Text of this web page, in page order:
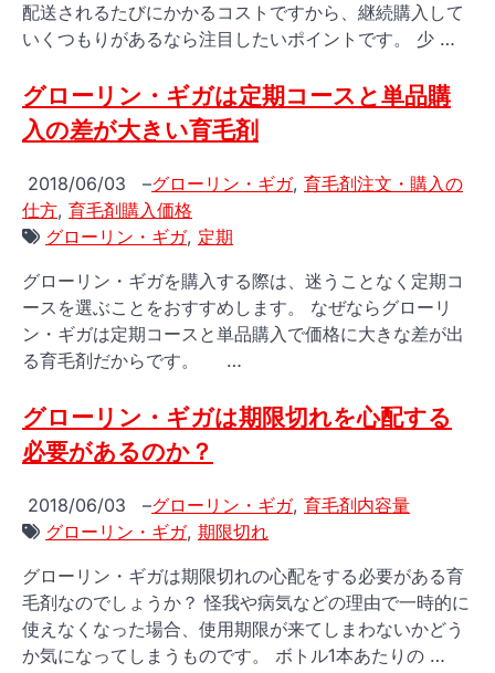
配送されるたびにかかるコストですから、継続購入して
いくつもりがあるなら注目したいポイントです。 少 …
グローリン・ギガは定期コースと単品購
入の差が大きい育毛剤
2018/06/03 –グローリン・ギガ, 育毛剤注文・購入の
仕方, 育毛剤購入価格
グローリン・ギガ, 定期
グローリン・ギガを購入する際は、迷うことなく定期コ
ースを選ぶことをおすすめします。 なぜならグローリ
ン・ギガは定期コースと単品購入で価格に大きな差が出
る育毛剤だからです。 …
グローリン・ギガは期限切れを心配する
必要があるのか？
2018/06/03 –グローリン・ギガ, 育毛剤内容量
グローリン・ギガ, 期限切れ
グローリン・ギガは期限切れの心配をする必要がある育
毛剤なのでしょうか？ 怪我や病気などの理由で一時的に
使えなくなった場合、使用期限が来てしまわないかどう
か気になってしまうものです。 ボトル1本あたりの …